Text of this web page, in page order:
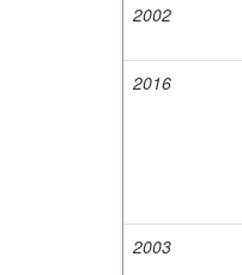
2002
2016
2003